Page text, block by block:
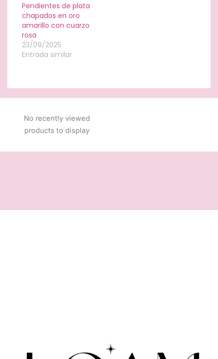
Pendientes de plata
chapados en oro
amarillo con cuarzo
rosa
23/09/2025
Entrada similar
No recently viewed
products to display